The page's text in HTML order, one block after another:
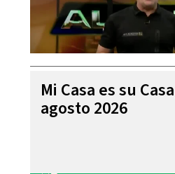
Mi Casa es su
agosto 2026